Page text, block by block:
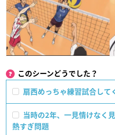
このシーンどうでした？
扇西めっちゃ練習試合して
当時の2年、一見情けなく
熱すぎ問題